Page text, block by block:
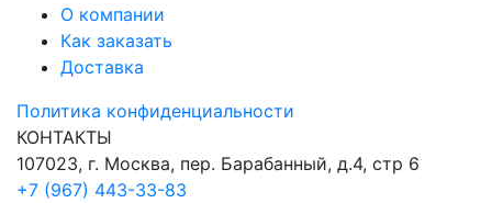
О компании
Как заказать
Доставка
Политика конфиденциальности
КОНТАКТЫ
107023, г. Москва, пер. Барабанный, д.4, стр 6
+7 (967) 443-33-83